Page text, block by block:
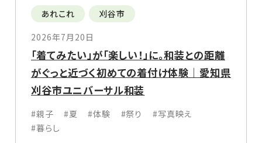
あれこれ
刈谷市
2026年7月20日
「着てみたい」が「楽しい！」に。和装との距離
がぐっと近づく初めての着付け体験｜愛知県
刈谷市ユニバーサル和装
#親子 #夏 #体験 #祭り
#写真映え
#暮らし